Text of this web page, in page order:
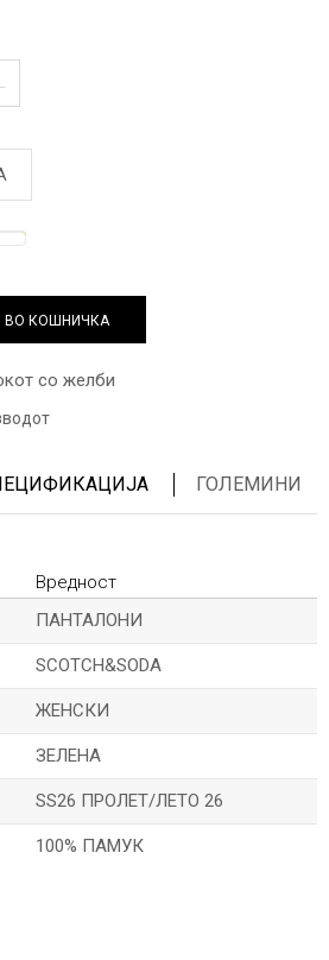
ВО КОШНИЧКА
со желби
ГОЛЕМИНИ
Вредност
ПАНТАЛОНИ
SCOTCH&SODA
ЖЕНСКИ
ЗЕЛЕНА
SS26 ПРОЛЕТ/ЛЕТО 26
100% ПАМУК